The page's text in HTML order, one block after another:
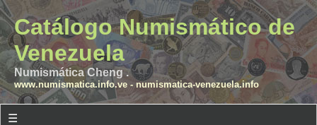
Catálogo Numismático de
Venezuela
Numismática Cheng .
www.numismatica.info.ve- numismatica-venezuela.info
☰